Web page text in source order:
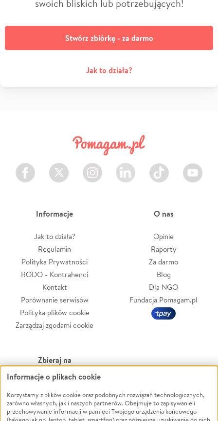
swoich bliskich lub potrzebujących!
Stwórz zbiórkę - za darmo
Jak to działa?
Facebook Twitter Instagram LinkedIn TikTok Youtube
Informacje
Jak to działa?
Regulamin
Polityka Prywatności
RODO - Kontrahenci
Kontakt
Porównanie serwisów
Polityka plików cookie
Zarządzaj zgodami cookie
O nas
Opinie
Raporty
Za darmo
Blog
Dla NGO
Fundacja Pomagam.pl
Zbieraj na
Leczenie
Zwierzęta
Pożar
Powódź
Wichura
Informacje o plikach cookie
Korzystamy z plików cookie oraz podobnych rozwiązań technologicznych,
zarówno własnych, jak i naszych partnerów. Obejmuje to zapisywanie i
przechowywanie informacji w pamięci Twojego urządzenia końcowego